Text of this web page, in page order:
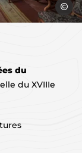
du
du XVIIIe